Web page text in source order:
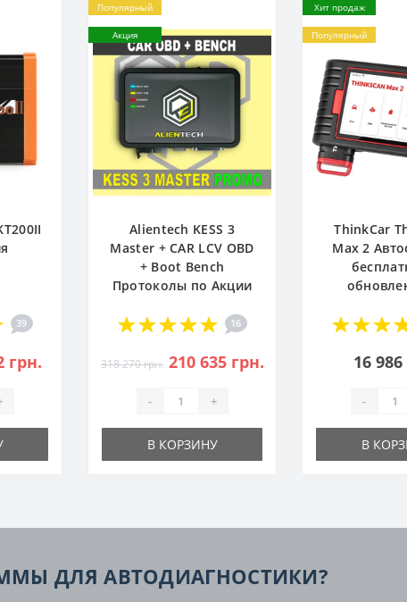
39
грн.
Популярный
Акция
Alientech KESS 3
Master + CAR LCV OBD
+ Boot Bench
Протоколы по Акции
16
318 270 грн. 210 635 грн.
- +
В КОРЗИНУ
Хит продаж
Популярный
ThinkCar
Max 2
16
-
В
ДЛЯ АВТОДИАГНОСТИКИ?